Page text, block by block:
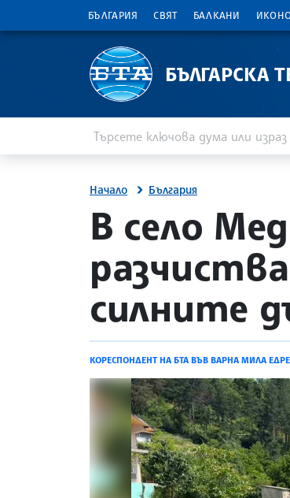
БЪЛГАРИЯ СВЯТ БАЛКАНИ
БЪЛГАРСКА
Начало България
site.bta
В село
силните
КОРЕСПОНДЕНТ НА БТА ВЪВ ВАРНА МИЛА